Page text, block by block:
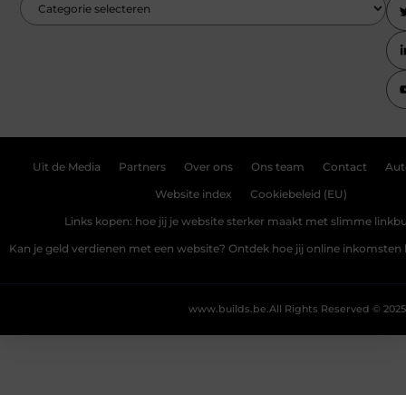
Uit de Media Partners Over ons Ons team Contact
Website index Cookiebeleid (EU)
Links kopen: hoe jij je website sterker maakt met slimme
Kan je geld verdienen met een website? Ontdek hoe jij online
All Rights Reserved © 2025
www.builds.be.